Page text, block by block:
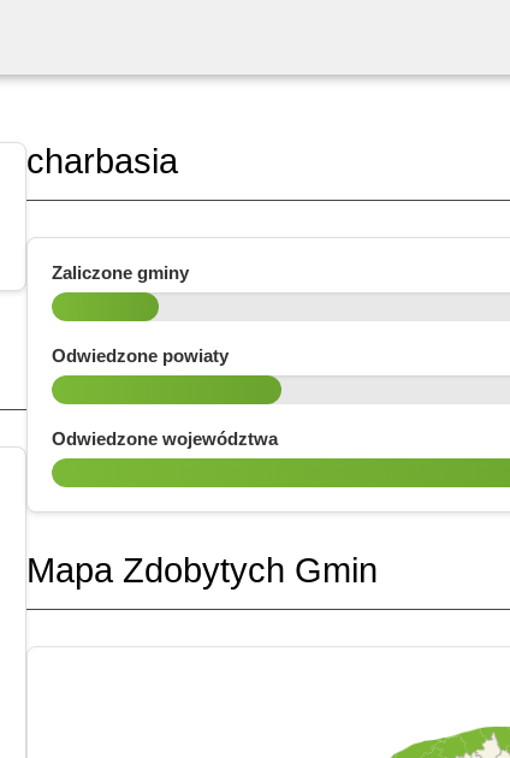
charbasia
Zaliczone gminy
Odwiedzone powiaty
Odwiedzone województwa
Mapa Zdobytych Gmin